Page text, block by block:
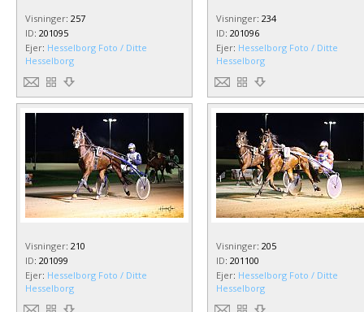
Visninger: 257
ID: 201095
Ejer: Hesselborg Foto / Ditte
Hesselborg
Visninger: 234
ID: 201096
Ejer: Hesselborg Foto / Ditte
Hesselborg
Visninger: 210
ID: 201099
Ejer: Hesselborg Foto / Ditte
Hesselborg
Visninger: 205
ID: 201100
Ejer: Hesselborg Foto / Ditte
Hesselborg